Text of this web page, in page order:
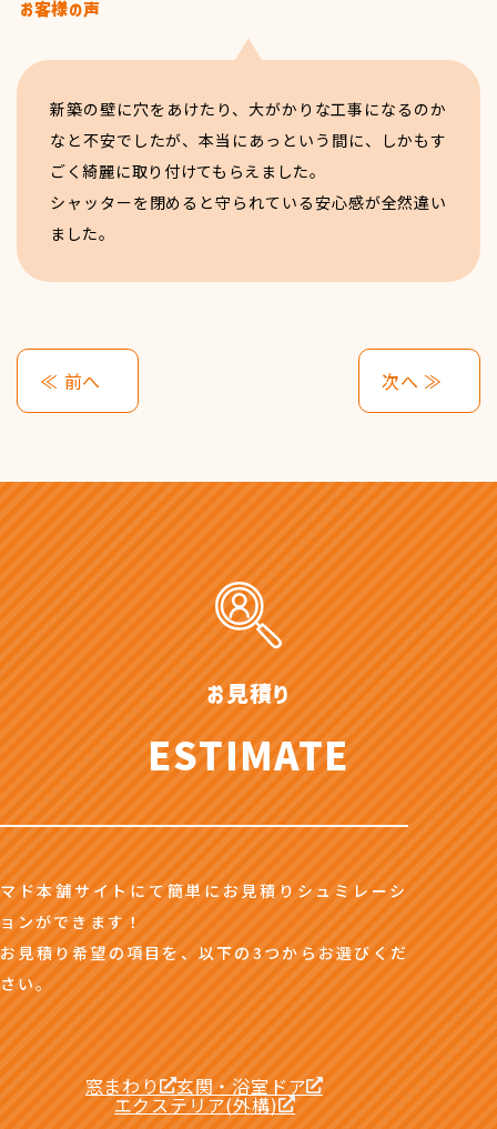
新築の壁に穴をあけたり、大がかりな工事になるのか
なと不安でしたが、本当にあっという間に、しかもす
ごく綺麗に取り付けてもらえました。
シャッターを閉めると守られている安心感が全然違い
ました。
≪ 前へ 次へ ≫
お見積り
ESTIMATE
マド本舗サイトにて簡単にお見積りシュミレーシ
ョンができます！
お見積り希望の項目を、以下の3つからお選びくだ
さい。
窓まわり 玄関・浴室ドア
エクステリア(外構)